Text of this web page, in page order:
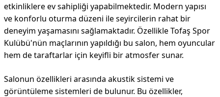
etkinliklere ev sahipliği yapabilmektedir. Modern yapısı
ve konforlu oturma düzeni ile seyircilerin rahat bir
deneyim yaşamasını sağlamaktadır. Özellikle Tofaş Spor
Kulübü'nün maçlarının yapıldığı bu salon, hem oyuncular
hem de taraftarlar için keyifli bir atmosfer sunar.
Salonun özellikleri arasında akustik sistemi ve
görüntüleme sistemleri de bulunur. Bu özellikler,